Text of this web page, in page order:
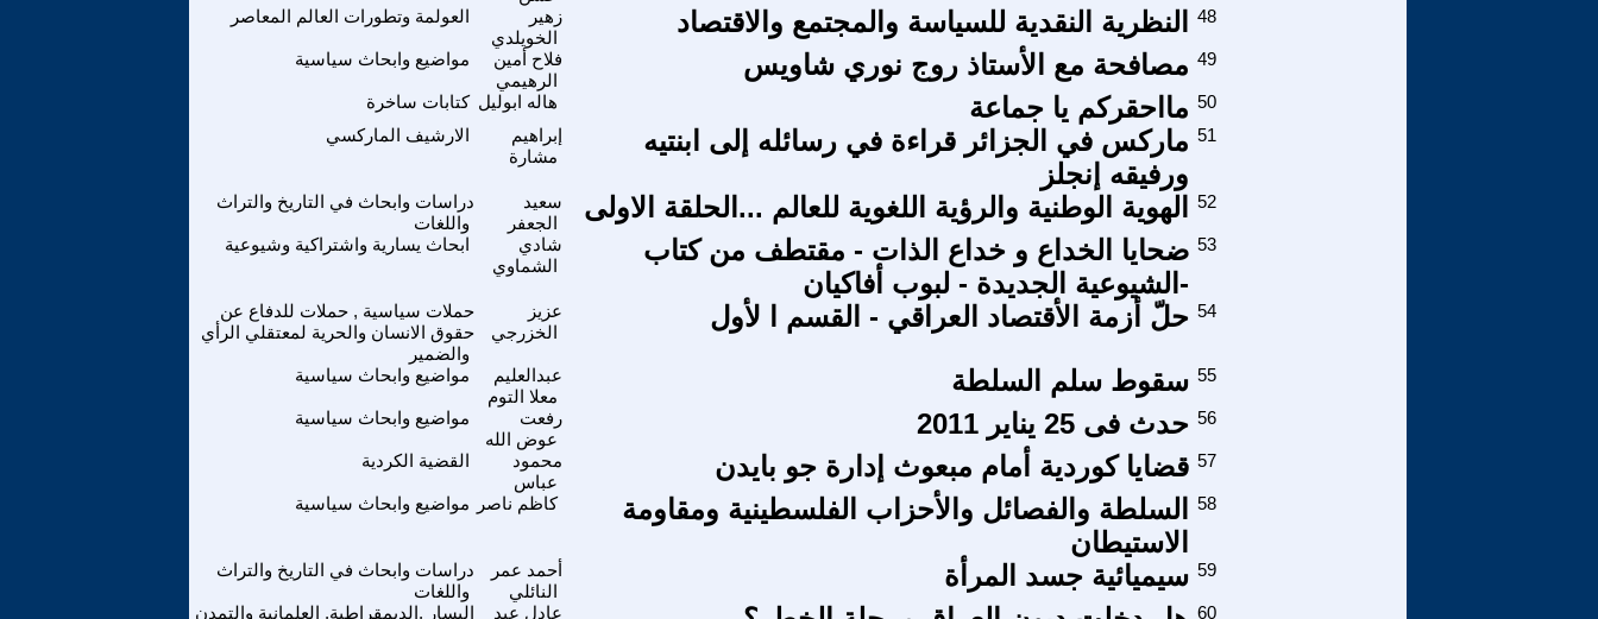
العولمة وتطورات العالم المعاصر
زهير
الخويلدي
النظرية النقدية للسياسة والمجتمع والاقتصاد 48
مواضيع وابحاث سياسية
فلاح أمين
الرهيمي
مصافحة مع الأستاذ روج نوري شاويس 49
كتابات ساخرة هاله ابوليل مااحقركم يا جماعة 50
الارشيف الماركسي
إبراهيم
مشارة
ماركس في الجزائر قراءة في رسائله إلى ابنتيه
ورفيقه إنجلز
51
دراسات وابحاث في التاريخ والتراث
واللغات
سعيد
الجعفر
الهوية الوطنية والرؤية اللغوية للعالم ...الحلقة الاولى 52
ابحاث يسارية واشتراكية وشيوعية
شادي
الشماوي
ضحايا الخداع و خداع الذات - مقتطف من كتاب
-الشيوعية الجديدة - لبوب أفاكيان
53
حملات سياسية , حملات للدفاع عن
حقوق الانسان والحرية لمعتقلي الرأي
والضمير
عزيز
الخزرجي
حلّ أزمة الأقتصاد العراقي - القسم ا لأول 54
مواضيع وابحاث سياسية
عبدالعليم
معلا التوم
سقوط سلم السلطة 55
مواضيع وابحاث سياسية
رفعت
عوض الله
حدث فى 25 يناير 2011 56
القضية الكردية
محمود
عباس
قضايا كوردية أمام مبعوث إدارة جو بايدن 57
مواضيع وابحاث سياسية كاظم ناصر
السلطة والفصائل والأحزاب الفلسطينية ومقاومة
الاستيطان
58
دراسات وابحاث في التاريخ والتراث
واللغات
أحمد عمر
النائلي
سيميائية جسد المرأة 59
اليسار ,الديمقراطية, العلمانية والتمدن عادل عبد 60